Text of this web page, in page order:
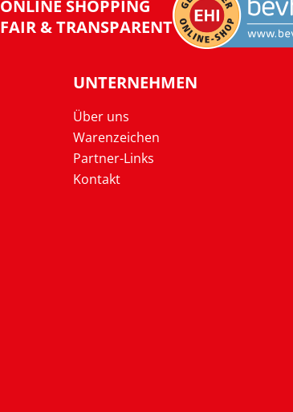
ONLINE SHOPPING
FAIR & TRANSPARENT
UNTERNEHMEN
Über uns
Warenzeichen
Partner-Links
Kontakt